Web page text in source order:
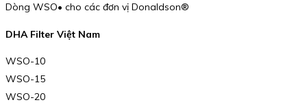
Dòng WSO• cho các đơn vị Donaldson®
DHA Filter Việt Nam
WSO-10
WSO-15
WSO-20